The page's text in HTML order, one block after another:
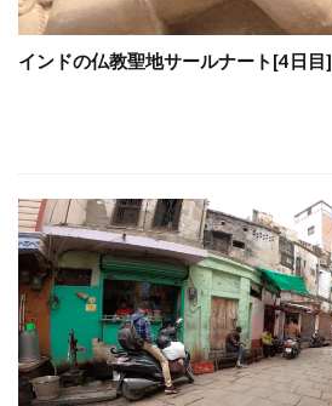
インドの仏教聖地サールナート[4日目]